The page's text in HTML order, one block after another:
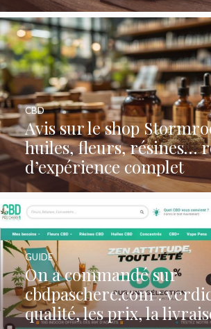
Avis sur le shop
huiles, fleurs, résines…
d’expérience complet
CBD
On a commandé sur
cbdpaschere.com :
qualité, les prix, la
GUIDE